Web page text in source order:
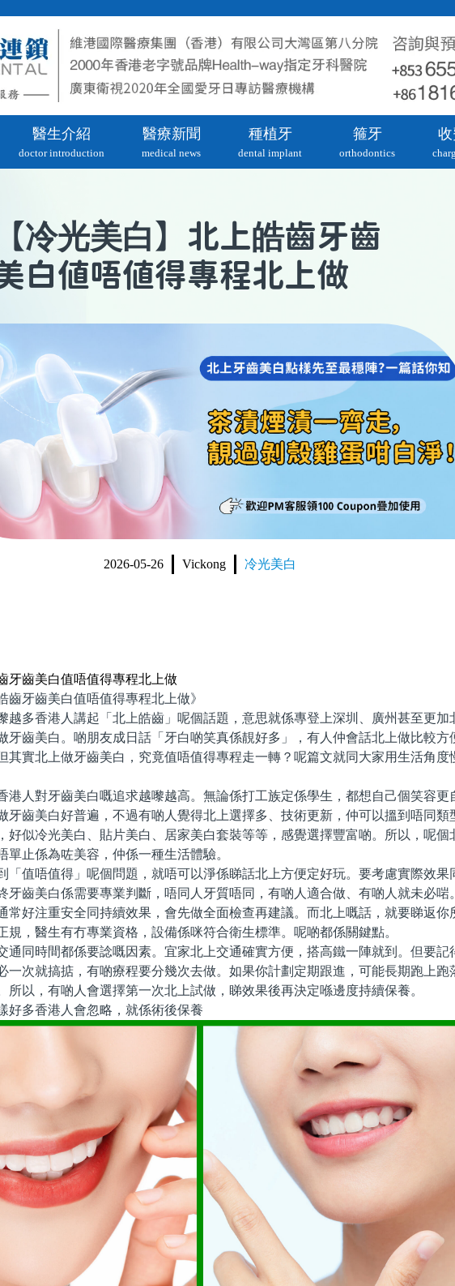
醫生介紹
doctor introduction
醫療新聞
medical news
種植牙
dental implant
箍牙
orthodontics
【冷光美白 】北上皓齒牙齒
白值唔值得專程北上做
2026-05-26 Vickong 冷光美白
牙齒美白值唔值得專程北上做
牙齒美白值唔值得專程北上做》
多香港人講起「北上皓齒」呢個話題，意思就係專登上深圳、廣州甚至更加
牙齒美白。啲朋友成日話「牙白啲笑真係靚好多」，有人仲會話北上做比較方
其實北上做牙齒美白，究竟值唔值得專程走一轉？呢篇文就同大家用生活角度
人對牙齒美白嘅追求越嚟越高。無論係打工族定係學生，都想自己個笑容更
牙齒美白好普遍，不過有啲人覺得北上選擇多、技術更新，仲可以搵到唔同類
好似冷光美白、貼片美白、居家美白套裝等等，感覺選擇豐富啲。所以，呢個
單止係為咗美容，仲係一種生活體驗。
值唔值得」呢個問題，就唔可以淨係睇話北上方便定好玩。要考慮實際效果
牙齒美白係需要專業判斷，唔同人牙質唔同，有啲人適合做、有啲人就未必啱。
常好注重安全同持續效果，會先做全面檢查再建議。而北上嘅話，就要睇返你
規，醫生有冇專業資格，設備係咪符合衛生標準。呢啲都係關鍵點。
同時間都係要諗嘅因素。宜家北上交通確實方便，搭高鐵一陣就到。但要記
一次就搞掂，有啲療程要分幾次去做。如果你計劃定期跟進，可能長期跑上跑
所以，有啲人會選擇第一次北上試做，睇效果後再決定喺邊度持續保養。
多香港人會忽略，就係術後保養